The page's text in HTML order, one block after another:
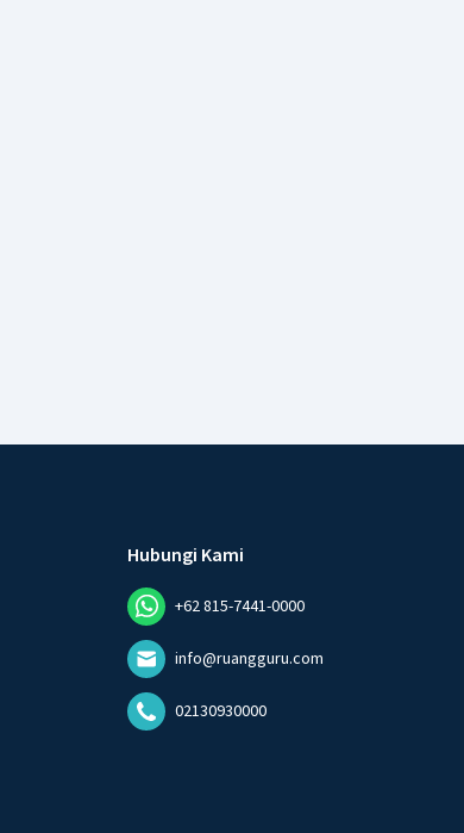
Hubungi Kami
+62 815-7441-0000
info@ruangguru.com
02130930000